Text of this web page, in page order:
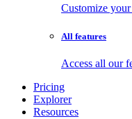
Customize
All features
Access all our
Pricing
Explorer
Resources